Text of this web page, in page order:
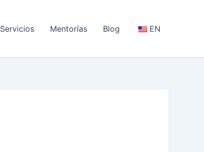
Servicios Mentorías Blog EN